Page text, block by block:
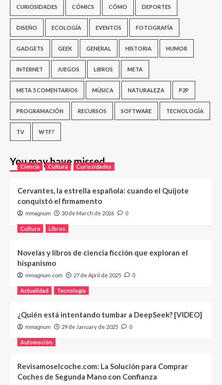
CURIOSIDADES CÓMICS CÓMO DEPORTES
DISEÑO ECOLOGÍA EVENTOS FOTOGRAFÍA
GADGETS GEEK GENERAL HISTORIA HUMOR
INTERNET JUEGOS LIBROS META
META 5 COMENTARIOS MÚSICA NATURALEZA P2P
PROGRAMACIÓN RECURSOS SOFTWARE TECNOLOGÍA
TV WTF?
You may have missed
Ciencia Cultura Curiosidades
Cervantes, la estrella española: cuando el Quijote
conquistó el firmamento
mmagnum 30 de March de 2026 0
Cultura Libros
Novelas y libros de ciencia ficción que exploran el
hispanismo
mmagnum.com 27 de April de 2025 0
Actualidad Tecnología
¿Quién está intentando tumbar a DeepSeek? [VIDEO]
mmagnum 29 de January de 2025 0
Automoción
Revisamoselcoche.com: La Solución para Comprar
Coches de Segunda Mano con Confianza